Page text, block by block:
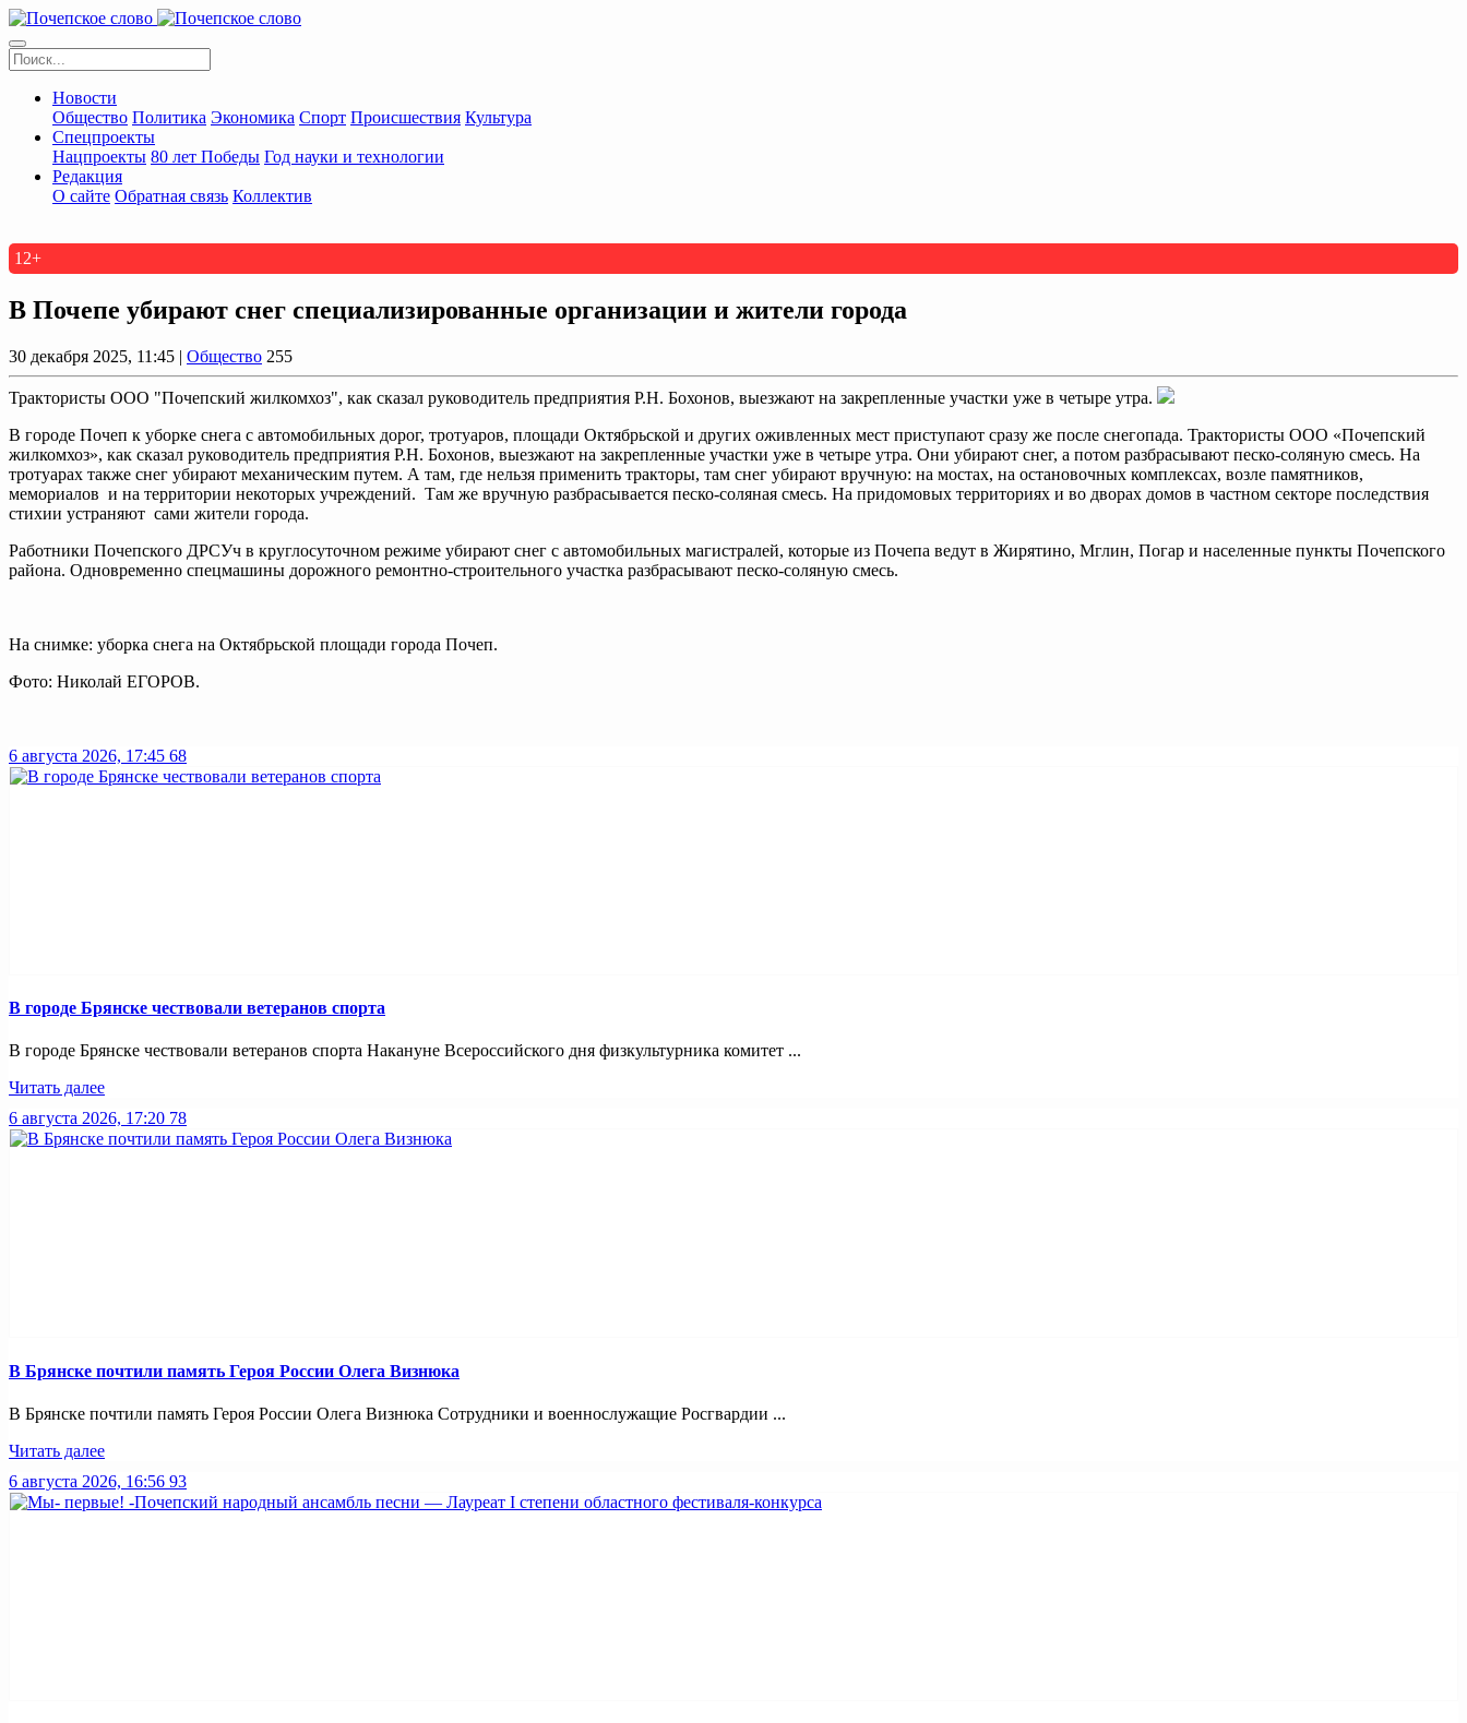
Новости
Общество Политика Экономика Спорт Происшествия Культура
Спецпроекты
Нацпроекты 80 лет Победы Год науки и технологии
Редакция
О сайте Обратная связь Коллектив
12+
В Почепе убирают снег специализированные организации и жители города
30 декабря 2025, 11:45 | Общество 255
Трактористы ООО "Почепский жилкомхоз", как сказал руководитель предприятия Р.Н. Бохонов, выезжают на закрепленные участки уже в четыре утра.
В городе Почеп к уборке снега с автомобильных дорог, тротуаров, площади Октябрьской и других оживленных мест приступают сразу же после снегопада. Трактористы ООО «Почепский
жилкомхоз», как сказал руководитель предприятия Р.Н. Бохонов, выезжают на закрепленные участки уже в четыре утра. Они убирают снег, а потом разбрасывают песко-соляную смесь. На
тротуарах также снег убирают механическим путем. А там, где нельзя применить тракторы, там снег убирают вручную: на мостах, на остановочных комплексах, возле памятников,
мемориалов и на территории некоторых учреждений. Там же вручную разбрасывается песко-соляная смесь. На придомовых территориях и во дворах домов в частном секторе последствия
стихии устраняют сами жители города.
Работники Почепского ДРСУч в круглосуточном режиме убирают снег с автомобильных магистралей, которые из Почепа ведут в Жирятино, Мглин, Погар и населенные пункты Почепского
района. Одновременно спецмашины дорожного ремонтно-строительного участка разбрасывают песко-соляную смесь.
На снимке: уборка снега на Октябрьской площади города Почеп.
Фото: Николай ЕГОРОВ.
6 августа 2026, 17:45 68
В городе Брянске чествовали ветеранов спорта
В городе Брянске чествовали ветеранов спорта Накануне Всероссийского дня физкультурника комитет ...
Читать далее
6 августа 2026, 17:20 78
В Брянске почтили память Героя России Олега Визнюка
В Брянске почтили память Героя России Олега Визнюка Сотрудники и военнослужащие Росгвардии ...
Читать далее
6 августа 2026, 16:56 93